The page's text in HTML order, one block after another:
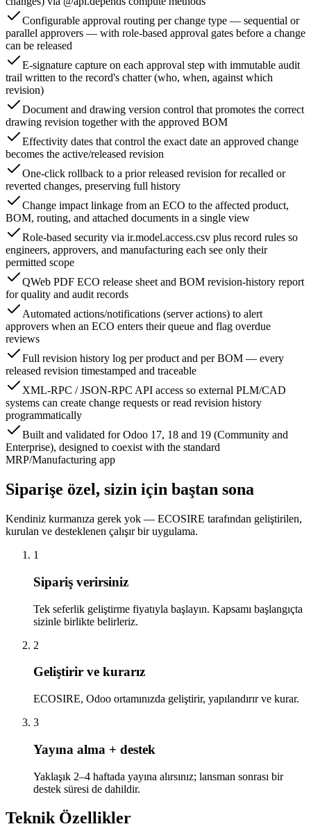
Configurable approval routing per change type — sequential or
parallel approvers — with role-based approval gates before a change
can be released
E-signature capture on each approval step with immutable audit
trail written to the record's chatter (who, when, against which
revision)
Document and drawing version control that promotes the correct
drawing revision together with the approved BOM
Effectivity dates that control the exact date an approved change
becomes the active/released revision
One-click rollback to a prior released revision for recalled or
reverted changes, preserving full history
Change impact linkage from an ECO to the affected product,
BOM, routing, and attached documents in a single view
Role-based security via ir.model.access.csv plus record rules so
engineers, approvers, and manufacturing each see only their
permitted scope
QWeb PDF ECO release sheet and BOM revision-history report
for quality and audit records
Automated actions/notifications (server actions) to alert
approvers when an ECO enters their queue and flag overdue
reviews
Full revision history log per product and per BOM — every
released revision timestamped and traceable
XML-RPC / JSON-RPC API access so external PLM/CAD
systems can create change requests or read revision history
programmatically
Built and validated for Odoo 17, 18 and 19 (Community and
Enterprise), designed to coexist with the standard
MRP/Manufacturing app
Siparişe özel, sizin için baştan sona
Kendiniz kurmanıza gerek yok — ECOSIRE tarafından geliştirilen,
kurulan ve desteklenen çalışır bir uygulama.
1
Sipariş verirsiniz
Tek seferlik geliştirme fiyatıyla başlayın. Kapsamı başlangıçta
sizinle birlikte belirleriz.
2
Geliştirir ve kurarız
ECOSIRE, Odoo ortamınızda geliştirir, yapılandırır ve kurar.
3
Yayına alma + destek
Yaklaşık 2–4 haftada yayına alırsınız; lansman sonrası bir
destek süresi de dahildir.
Teknik Özellikler